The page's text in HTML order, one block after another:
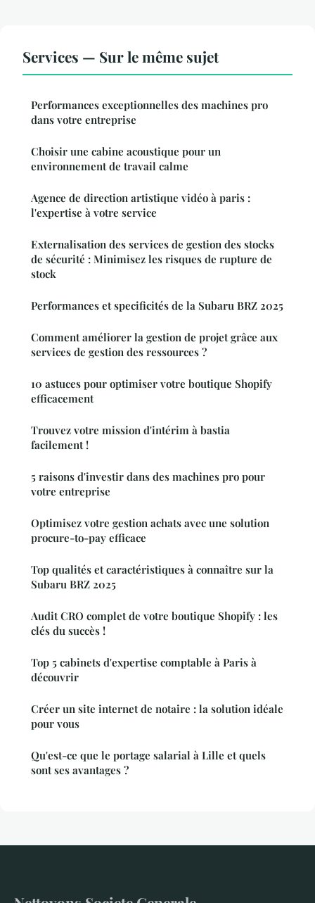
Services — Sur le même sujet
Performances exceptionnelles des machines pro
dans votre entreprise
Choisir une cabine acoustique pour un
environnement de travail calme
Agence de direction artistique vidéo à paris :
l'expertise à votre service
Externalisation des services de gestion des stocks
de sécurité : Minimisez les risques de rupture de
stock
Performances et specificités de la Subaru BRZ 2025
Comment améliorer la gestion de projet grâce aux
services de gestion des ressources ?
10 astuces pour optimiser votre boutique Shopify
efficacement
Trouvez votre mission d'intérim à bastia
facilement !
5 raisons d'investir dans des machines pro pour
votre entreprise
Optimisez votre gestion achats avec une solution
procure-to-pay efficace
Top qualités et caractéristiques à connaître sur la
Subaru BRZ 2025
Audit CRO complet de votre boutique Shopify : les
clés du succès !
Top 5 cabinets d'expertise comptable à Paris à
découvrir
Créer un site internet de notaire : la solution idéale
pour vous
Qu'est-ce que le portage salarial à Lille et quels
sont ses avantages ?